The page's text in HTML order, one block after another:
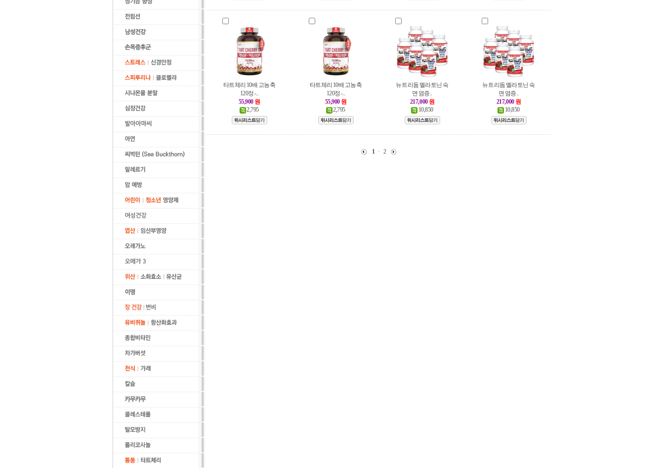
타트체리 10배 고농축
120정 -..
55,900 원
2,795
타트체리 10배 고농축
120정 -..
55,900 원
2,795
뉴트리돔 멜라토닌 숙
면 염증..
217,000 원
10,850
뉴트리돔 멜라토닌 숙
면 염증..
217,000 원
10,850
1 · 2